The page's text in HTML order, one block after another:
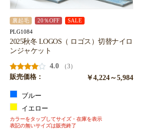
裏起毛 20％OFF SALE
PLG1084
2025秋冬 LOGOS（ ロゴス）切替ナイロ
ンジャケット
4.0
（3）
販売価格：
￥4,224～5,984
ブルー
イエロー
カラーをタップしてサイズ・在庫を表示
表記の無いサイズは販売終了